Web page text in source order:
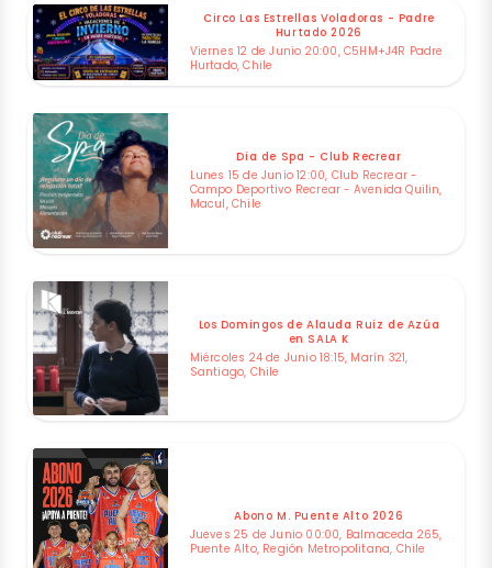
Circo Las Estrellas Voladoras - Padre
Hurtado 2026
Viernes 12 de Junio 20:00, C5HM+J4R Padre
Hurtado, Chile
Dia de Spa - Club Recrear
Lunes 15 de Junio 12:00, Club Recrear -
Campo Deportivo Recrear - Avenida Quilin,
Macul, Chile
Los Domingos de Alauda Ruiz de Azúa
en SALA K
Miércoles 24 de Junio 18:15, Marín 321,
Santiago, Chile
Abono M. Puente Alto 2026
Jueves 25 de Junio 00:00, Balmaceda 265,
Puente Alto, Región Metropolitana, Chile